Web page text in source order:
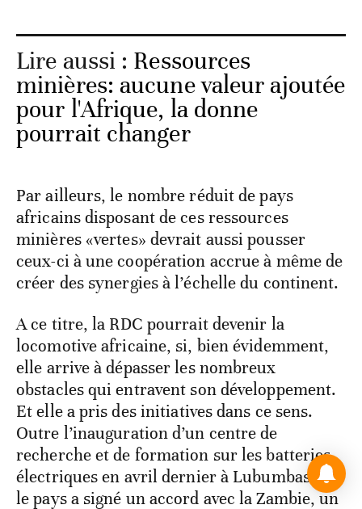
Lire aussi : Ressources
minières: aucune valeur ajoutée
pour l'Afrique, la donne
pourrait changer
Par ailleurs, le nombre réduit de pays
africains disposant de ces ressources
minières «vertes» devrait aussi pousser
ceux-ci à une coopération accrue à même de
créer des synergies à l’échelle du continent.
A ce titre, la RDC pourrait devenir la
locomotive africaine, si, bien évidemment,
elle arrive à dépasser les nombreux
obstacles qui entravent son développement.
Et elle a pris des initiatives dans ce sens.
Outre l’inauguration d’un centre de
recherche et de formation sur les batteries
électriques en avril dernier à Lubumbashi,
le pays a signé un accord avec la Zambie, un